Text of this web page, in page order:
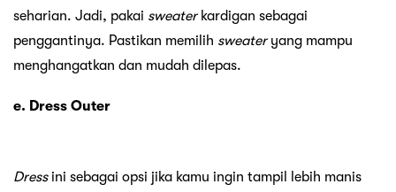
seharian. Jadi, pakai sweater kardigan sebagai
penggantinya. Pastikan memilih sweateryang mampu
menghangatkan dan mudah dilepas.
e. Dress Outer
Dressini sebagai opsi jika kamu ingin tampil lebih manis